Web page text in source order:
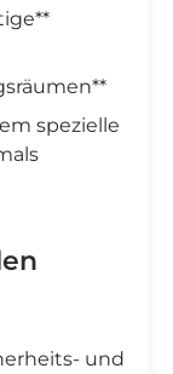
spezielle
und